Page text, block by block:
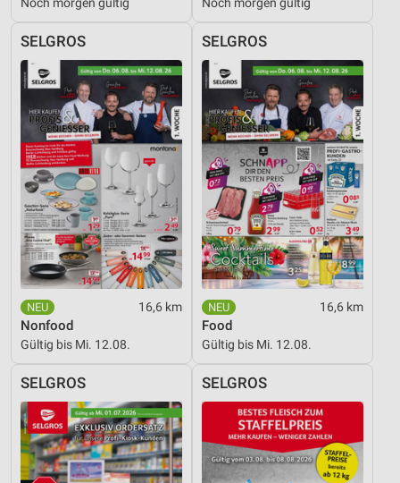
SELGROS
16,6 km
Nonfood
Gültig bis Mi. 12.08.
SELGROS
16,6 km
Food
Gültig bis Mi. 12.08.
SELGROS SELGROS